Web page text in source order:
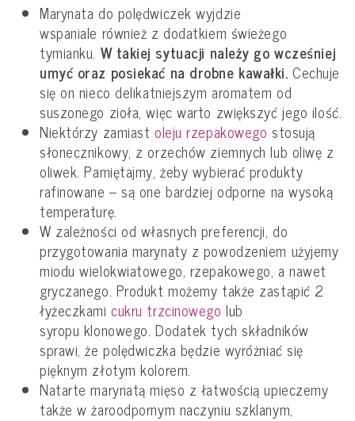
Marynata do polędwiczek wyjdzie
wspaniale również z dodatkiem świeżego
tymianku. W takiej sytuacji należy go wcześniej
umyć oraz posiekać na drobne kawałki. Cechuje
się on nieco delikatniejszym aromatem od
suszonego zioła, więc warto zwiększyć jego ilość.
Niektórzy zamiast oleju rzepakowego stosują
słonecznikowy, z orzechów ziemnych lub oliwę z
oliwek. Pamiętajmy, żeby wybierać produkty
rafinowane – są one bardziej odporne na wysoką
temperaturę.
W zależności od własnych preferencji, do
przygotowania marynaty z powodzeniem użyjemy
miodu wielokwiatowego, rzepakowego, a nawet
gryczanego. Produkt możemy także zastąpić 2
łyżeczkamicukru trzcinowego lub
syropu klonowego. Dodatek tych składników
sprawi, że polędwiczka będzie wyróżniać się
pięknym złotym kolorem.
Natarte marynatą mięso z łatwością upieczemy
także w żaroodpornym naczyniu szklanym,